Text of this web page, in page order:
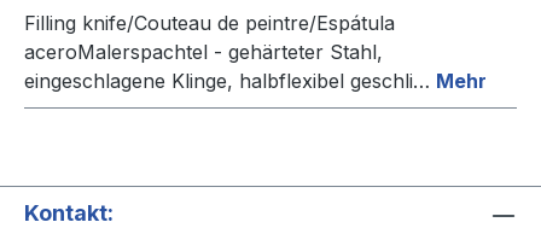
Filling knife/Couteau de peintre/Espátula
aceroMalerspachtel - gehärteter Stahl,
eingeschlagene Klinge, halbflexibel geschli… Mehr
Kontakt: